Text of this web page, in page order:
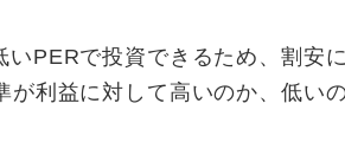
PERで投資できるため、割安
が利益に対して高いのか、低い